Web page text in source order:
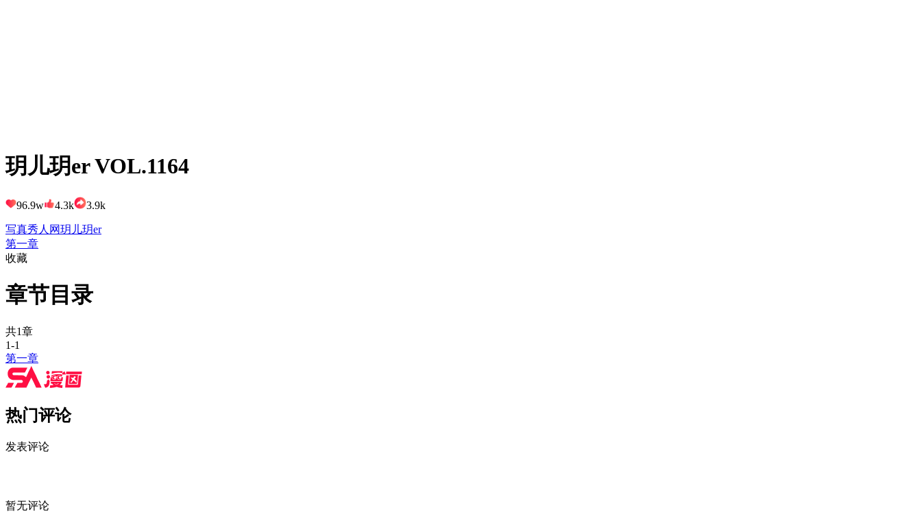
玥儿玥er VOL.1164
96.9w 4.3k 3.9k
写真秀人网玥儿玥er
第一章
收藏
章节目录
共1章
1-1
第一章
热门评论
发表评论
暂无评论